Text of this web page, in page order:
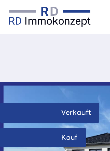
Verkauft
Kauf